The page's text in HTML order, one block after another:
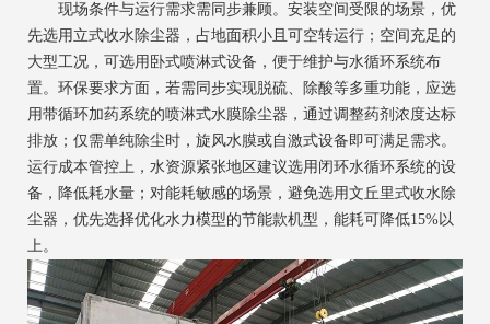
现场条件与运行需求需同步兼顾。安装空间受限的场景，优
先选用立式收水除尘器，占地面积小且可空转运行；空间充足的
大型工况，可选用卧式喷淋式设备，便于维护与水循环系统布
置。环保要求方面，若需同步实现脱硫、除酸等多重功能，应选
用带循环加药系统的喷淋式水膜除尘器，通过调整药剂浓度达标
排放；仅需单纯除尘时，旋风水膜或自激式设备即可满足需求。
运行成本管控上，水资源紧张地区建议选用闭环水循环系统的设
备，降低耗水量；对能耗敏感的场景，避免选用文丘里式收水除
尘器，优先选择优化水力模型的节能款机型，能耗可降低15%以
上。